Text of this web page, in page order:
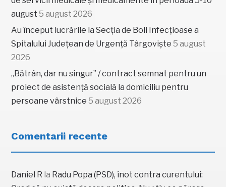
august 5 august 2026
Au început lucrările la Secția de Boli Infecțioase a
Spitalului Județean de Urgență Târgoviște 5 august
2026
„Bătrân, dar nu singur” / contract semnat pentru un
proiect de asistență socială la domiciliu pentru
persoane vârstnice 5 august 2026
Comentarii recente
Daniel R la Radu Popa (PSD), înot contra curentului: